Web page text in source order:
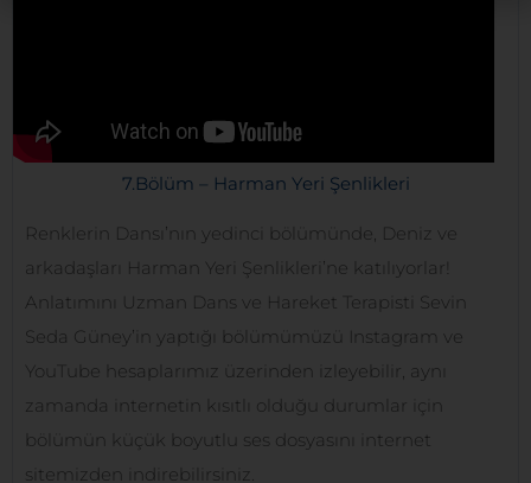
7.Bölüm – Harman Yeri Şenlikleri
Renklerin Dansı’nın yedinci bölümünde, Deniz ve
arkadaşları Harman Yeri Şenlikleri’ne katılıyorlar!
Anlatımını Uzman Dans ve Hareket Terapisti Sevin
Seda Güney’in yaptığı bölümümüzü Instagram ve
YouTube hesaplarımız üzerinden izleyebilir, aynı
zamanda internetin kısıtlı olduğu durumlar için
bölümün küçük boyutlu ses dosyasını internet
sitemizden indirebilirsiniz.